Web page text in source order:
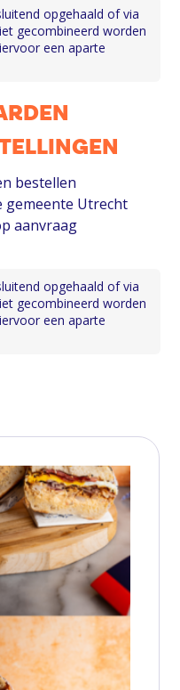
opgehaald of via
gecombineerd worden
een aparte
bestellen
gemeente Utrecht
aanvraag
opgehaald of via
gecombineerd worden
een aparte